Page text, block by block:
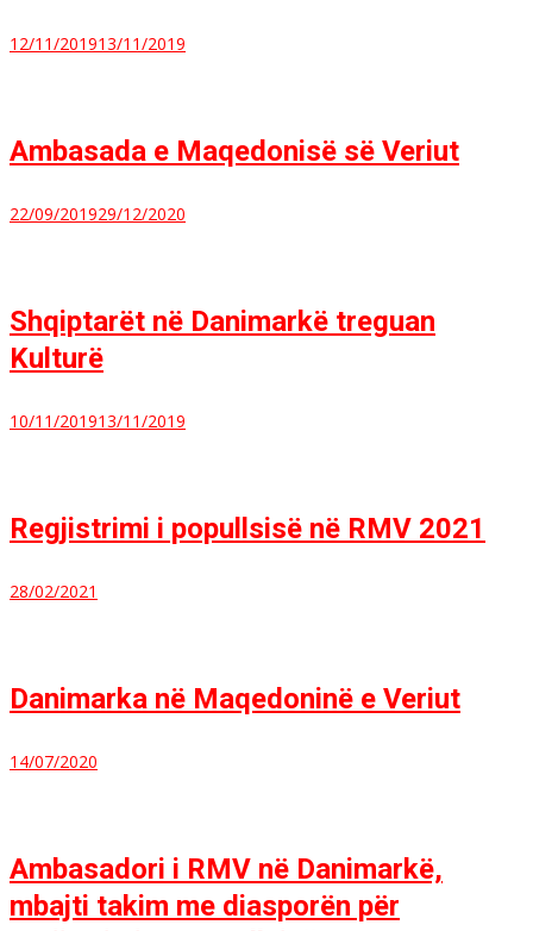
12/11/201913/11/2019
Ambasada e Maqedonisë së Veriut
22/09/201929/12/2020
Shqiptarët në Danimarkë treguan
Kulturë
10/11/201913/11/2019
Regjistrimi i popullsisë në RMV 2021
28/02/2021
Danimarka në Maqedoninë e Veriut
14/07/2020
Ambasadori i RMV në Danimarkë,
mbajti takim me diasporën për